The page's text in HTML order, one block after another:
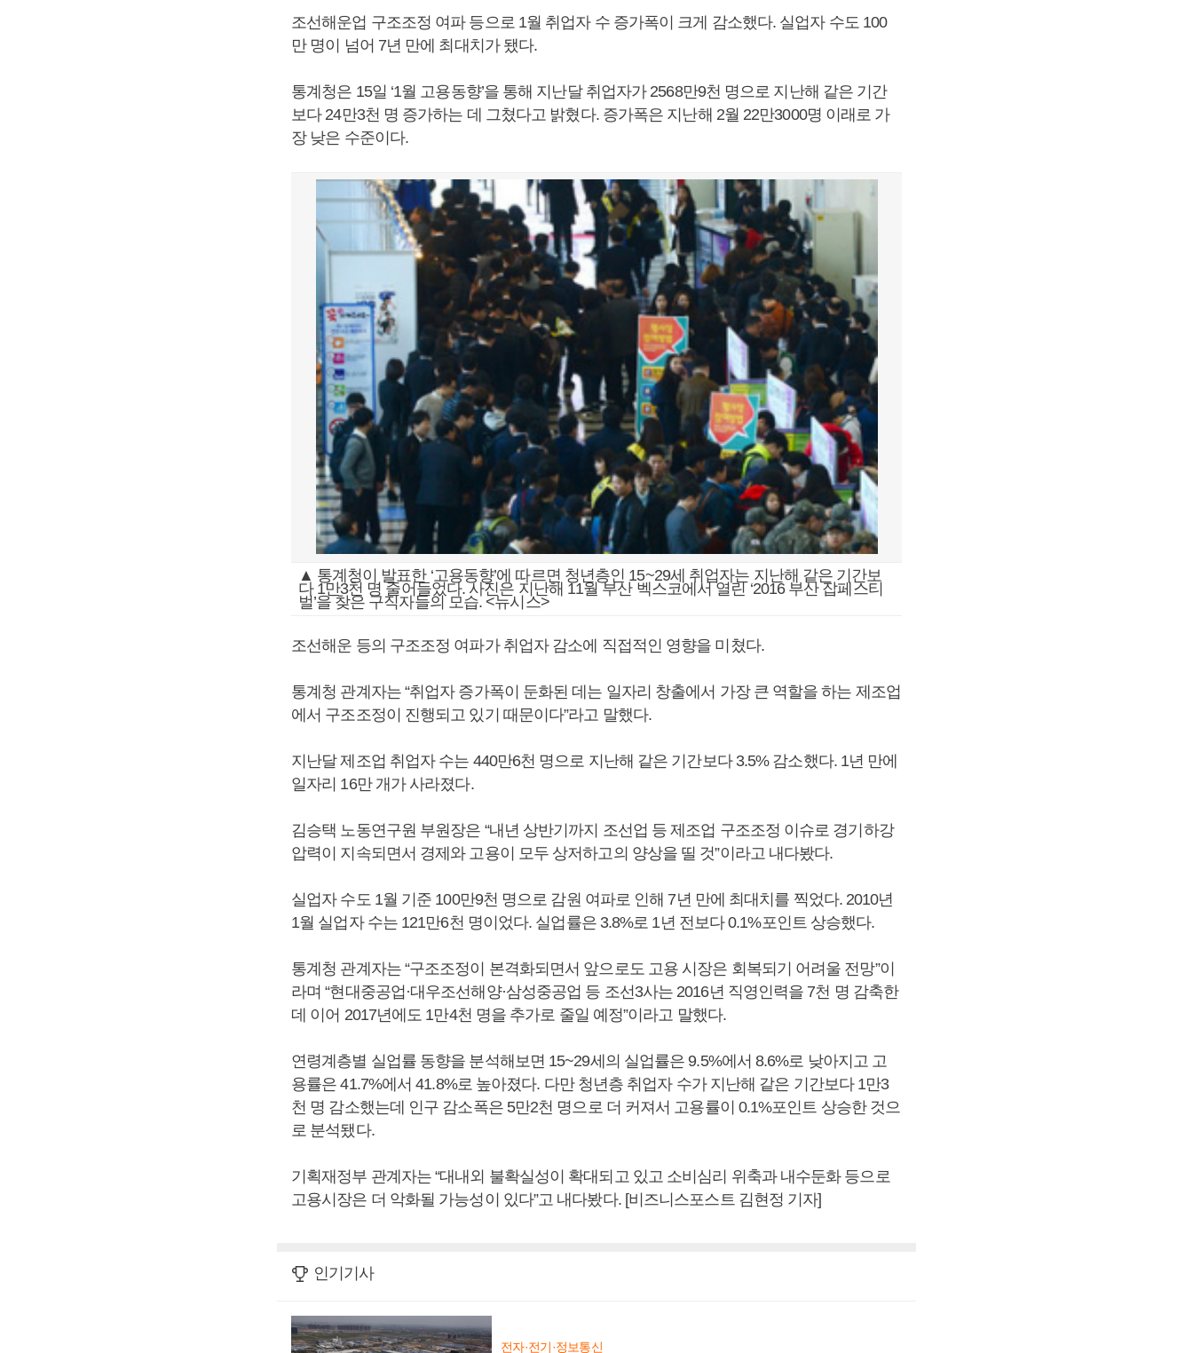
조선해운업 구조조정 여파 등으로 1월 취업자 수 증가폭이 크게 감소했다. 실업자 수도 100
만 명이 넘어 7년 만에 최대치가 됐다.
통계청은 15일 ‘1월 고용동향’을 통해 지난달 취업자가 2568만9천 명으로 지난해 같은 기간
보다 24만3천 명 증가하는 데 그쳤다고 밝혔다. 증가폭은 지난해 2월 22만3000명 이래로 가
장 낮은 수준이다.
▲ 통계청이 발표한 ‘고용동향’에 따르면 청년층인 15~29세 취업자는 지난해 같은 기간보
다 1만3천 명 줄어들었다. 사진은 지난해 11월 부산 벡스코에서 열린 ‘2016 부산 잡페스티
벌’을 찾은 구직자들의 모습. <뉴시스>
조선해운 등의 구조조정 여파가 취업자 감소에 직접적인 영향을 미쳤다.
통계청 관계자는 “취업자 증가폭이 둔화된 데는 일자리 창출에서 가장 큰 역할을 하는 제조업
에서 구조조정이 진행되고 있기 때문이다”라고 말했다.
지난달 제조업 취업자 수는 440만6천 명으로 지난해 같은 기간보다 3.5% 감소했다. 1년 만에
일자리 16만 개가 사라졌다.
김승택 노동연구원 부원장은 “내년 상반기까지 조선업 등 제조업 구조조정 이슈로 경기하강
압력이 지속되면서 경제와 고용이 모두 상저하고의 양상을 띨 것”이라고 내다봤다.
실업자 수도 1월 기준 100만9천 명으로 감원 여파로 인해 7년 만에 최대치를 찍었다. 2010년
1월 실업자 수는 121만6천 명이었다. 실업률은 3.8%로 1년 전보다 0.1%포인트 상승했다.
통계청 관계자는 “구조조정이 본격화되면서 앞으로도 고용 시장은 회복되기 어려울 전망”이
라며 “현대중공업·대우조선해양·삼성중공업 등 조선3사는 2016년 직영인력을 7천 명 감축한
데 이어 2017년에도 1만4천 명을 추가로 줄일 예정”이라고 말했다.
연령계층별 실업률 동향을 분석해보면 15~29세의 실업률은 9.5%에서 8.6%로 낮아지고 고
용률은 41.7%에서 41.8%로 높아졌다. 다만 청년층 취업자 수가 지난해 같은 기간보다 1만3
천 명 감소했는데 인구 감소폭은 5만2천 명으로 더 커져서 고용률이 0.1%포인트 상승한 것으
로 분석됐다.
기획재정부 관계자는 “대내외 불확실성이 확대되고 있고 소비심리 위축과 내수둔화 등으로
고용시장은 더 악화될 가능성이 있다”고 내다봤다. [비즈니스포스트 김현정 기자]
인기기사
전자·전기·정보통신